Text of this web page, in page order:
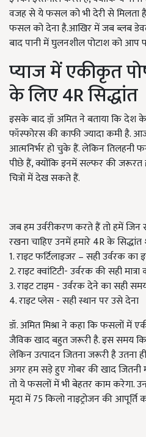
वजह से ये फसल को भी देरी से
फसल को देना है.आखिर में जब ब्लब
बाद पानी में घुलनशील पोटाश को
प्याज में एकीकृत
के लिए 4R सिद्धांत
इसके बाद ड़ॉ अमित ने बताया कि देश के
फॉस्फोरस की काफी ज्यादा कमी है.
आत्मनिर्भर हो चुके हैं. लेकिन तिलहनी
पीछे हैं, क्योंकि इनमें सल्फर की जरूरत
चित्रों में देख सकते हैं.
जब हम उर्वरीकरण करते हैं तो हमें जिन
रखना चाहिए उनमें हमारे 4R के सिद्धांत
1. राइट फर्टिलाइजर – सही उर्वरक का
2. राइट क्वांटिटी- उर्वरक की सही
3. राइट टाइम - उर्वरक देने का सही
4. राइट प्लेस - सही स्थान पर उसे देना
डॉ. अमित मिश्रा ने कहा कि फसलों में
जैविक खाद बहुत जरूरी है. इस समय
लेकिन उत्पादन जितना जरूरी है उतना
अगर हम सड़े हुए गोबर की खाद जितनी
तो ये फसलों में भी बेहतर काम करेगा.
मृदा में 75 किलो नाइट्रोजन की आपूर्ति